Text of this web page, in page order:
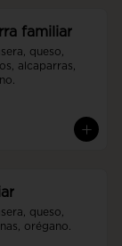
familiar
queso,
alcaparras,
queso,
orégano.